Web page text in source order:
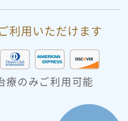
利用いただけます
療のみご利用可能